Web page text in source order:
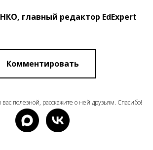
главный редактор EdExpert
Комментировать
вас полезной, расскажите о ней друзьям. Спасибо!